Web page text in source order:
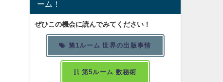
ーム！
ぜひこの機会に読んでみてください！
第1ルーム 世界の出版事情
第5ルーム 数秘術